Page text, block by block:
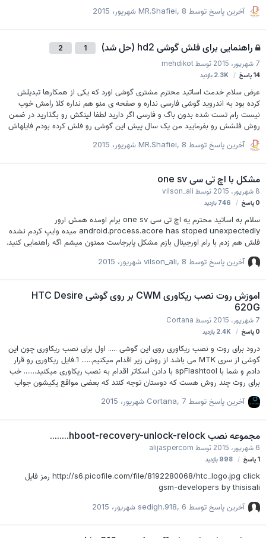
آخرین پاسخ توسط MR.Shafiei ,8 شهریور، 2015
راهنمایی برای فلش گوشی hd2 (حل شد) 2
7 شهریور، 2015 توسط mehdikot
14پاسخ 2.3Kبازدید
عرض سلام خدمت اساتید محترم مشتری گوشی اورد که یکی از همکارها تبدیلش
کرده بود به اندروید گوشی فارسی نداره و صفحه ی منو هم نداره کلا رامش خوب
نیست رام تست شده بدون باگ و فارسی اگر دارید لطفا لینکش رو بگذارید در ضمن
روش فلشش رو بفرمایید من یک سال پیش این گوشی رو فلش کرده بودم فایلهاش
آخرین پاسخ توسط
MR.Shafiei ,8 شهریور، 2015
مشکل با اچ تی سی one sv
8 شهریور، 2015 توسطvilson_ali
0پاسخ 746بازدید
سلام به اساتید محترم یه اچ تی سی one sv برام اومده همش ارور
android.process.acore has stoped unexpectedly میده وایپ کردم نشده
فلش هم زدم با رام اورجینال بازم مشکل پابرجاست ممنون میشم اگه راهنمایی کنید.
آخرین پاسخ توسط vilson_ali ,8 شهریور، 2015
اموزش روت نصب ریکاوری CWM بر روی گوشی HTC Desire
620G
7 شهریور، 2015 توسط Cortana
0پاسخ 2.4Kبازدید
درود برای روت و نصب ریکاوری روی این گوشی ..... اول برای نصب ریکاوری چون این
گوشی از سری MTK می باشد از روش زیر اقدام میکنیم...... 1.فایل ریکاوری رو قرار
دادم و شما با spFlashtool با دادن اسکاتر اقدام به نصب ریکاوری میکنید....... خب
برای روت چند روش هست که دوستان توجه کنند که بعضی مواقع یکیشون جواب
که نصب کردید رو گوشی اقدام به روت کنید.. دوستان پکیج روت و فایل ریکاوری
برای دا…
آخرین پاسخ توسط Cortana ,7 شهریور، 2015
مجموعه نصب hboot-recovery-unlock-relock........
6 شهریور، 2015 توسطalijaspercom
پاسخ 998بازدید
http://s6.picofile.com/file/8192280068/htc_logo.jpg click رمز فایل
gsm-developers by thisisali
آخرین پاسخ توسط sedigh.918 ,6 شهریور، 2015